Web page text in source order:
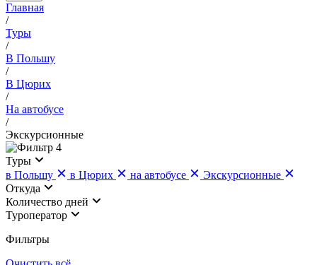
Главная
/
Туры
/
В Польшу
/
В Цюрих
/
На автобусе
/
Экскурсионные
4
Туры
в Польшу
в Цюрих на автобусе
Экскурсионные
Откуда
Количество дней
Туроператор
Фильтры